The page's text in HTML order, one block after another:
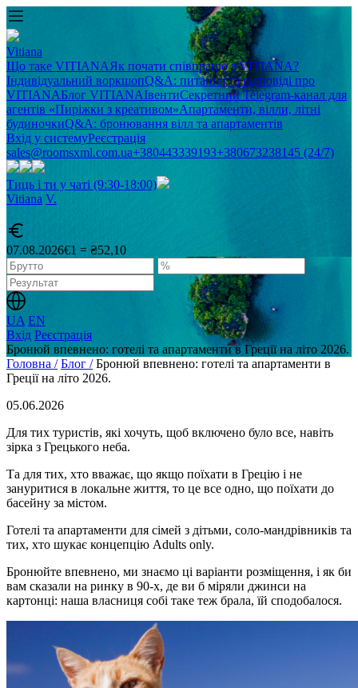
Vitiana
Що таке VITIANAЯк почати співпрацю з VITIANA?
Індивідуальний воркшопQ&A: питання та відповіді про
VITIANAБлог VITIANAІвентиСекретний Telegram-канал для
агентів «Пиріжки з креативом»Апартаменти, вілли, літні
будиночкиQ&A: бронювання вілл та апартаментів
Вхід у системуРеєстрація
sales@roomsxml.com.ua+380443339193+380673238145 (24/7)
Тиць і ти у чаті (9:30-18:00)
Vitiana V.
07.08.2026€1 = ₴52,10
UA EN
Вхід Реєстрація
Бронюй впевнено: готелі та апартаменти в Греції на літо 2026.
Головна / Блог / Бронюй впевнено: готелі та апартаменти в
Греції на літо 2026.
05.06.2026
Для тих туристів, які хочуть, щоб включено було все, навіть
зірка з Грецького неба.
Та для тих, хто вважає, що якщо поїхати в Грецію і не
зануритися в локальне життя, то це все одно, що поїхати до
басейну за містом.
Готелі та апартаменти для сімей з дітьми, соло-мандрівників та
тих, хто шукає концепцію Adults only.
Бронюйте впевнено, ми знаємо ці варіанти розміщення, і як би
вам сказали на ринку в 90-х, де ви б міряли джинси на
картонці: наша власниця собі таке теж брала, їй сподобалося.